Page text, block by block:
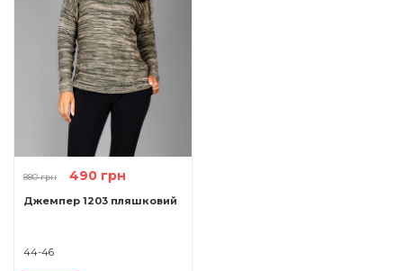
880 грн 490 грн
Джемпер 1203 пляшковий
44-46